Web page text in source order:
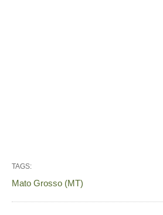
TAGS:
Mato Grosso (MT)